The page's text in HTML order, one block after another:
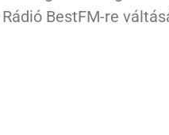
BestFM-re